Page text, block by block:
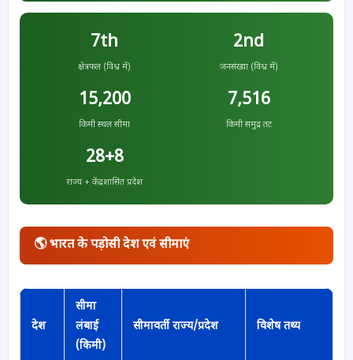
7th
क्षेत्रफल (विश्व में)
2nd
जनसंख्या (विश्व में)
15,200
किमी स्थल सीमा
7,516
किमी समुद्र तट
28+8
राज्य + केंद्रशासित प्रदेश
🌎 भारत के पड़ोसी देश एवं सीमाएं
देश
सीमा
लंबाई
(किमी)
सीमावर्ती राज्य/प्रदेश विशेष तथ्य